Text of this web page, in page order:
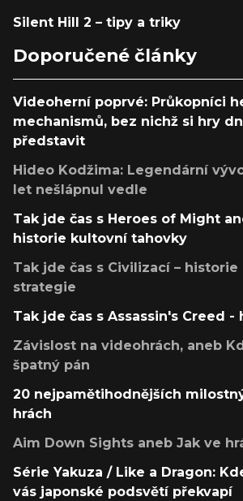
Silent Hill 2 – tipy a triky
Doporučené články
Videoherní poprvé: Průkopníci
mechanismů, bez nichž si hry
představit
Hideo Kodžima: Legendární
let nešlápnul vedle
Tak jde čas s Heroes of Might
historie kultovní tahovky
Tak jde čas s Civilizací –
strategie
Tak jde čas s Assassin's Creed -
Závislost na videohrách, aneb
špatný pán
20 nejpamětihodnějších
hrách
Aim Down Sights aneb Jak ve
Série Yakuza / Like a Dragon:
vás japonské podsvětí překvapí